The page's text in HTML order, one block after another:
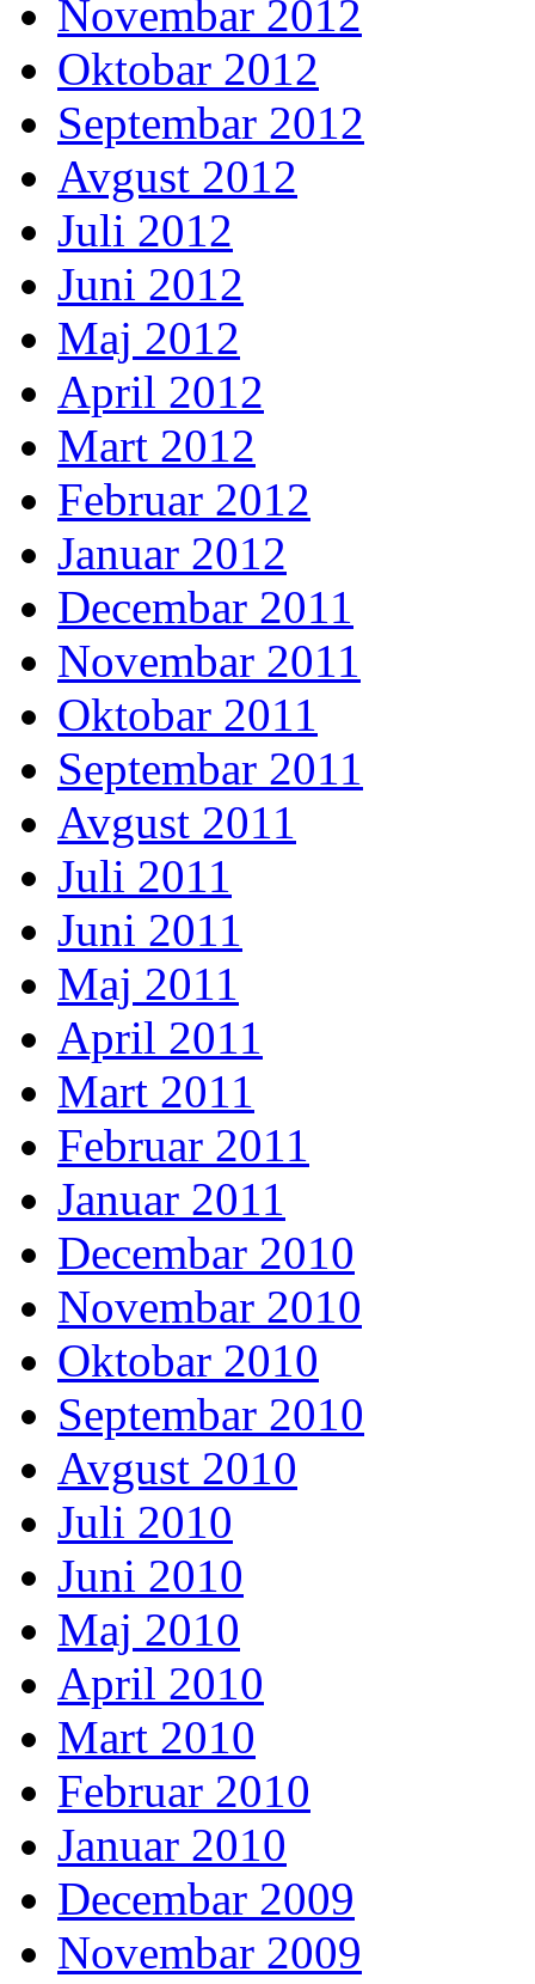
Novembar 2012
Oktobar 2012
Septembar 2012
Avgust 2012
Juli 2012
Juni 2012
Maj 2012
April 2012
Mart 2012
Februar 2012
Januar 2012
Decembar 2011
Novembar 2011
Oktobar 2011
Septembar 2011
Avgust 2011
Juli 2011
Juni 2011
Maj 2011
April 2011
Mart 2011
Februar 2011
Januar 2011
Decembar 2010
Novembar 2010
Oktobar 2010
Septembar 2010
Avgust 2010
Juli 2010
Juni 2010
Maj 2010
April 2010
Mart 2010
Februar 2010
Januar 2010
Decembar 2009
Novembar 2009